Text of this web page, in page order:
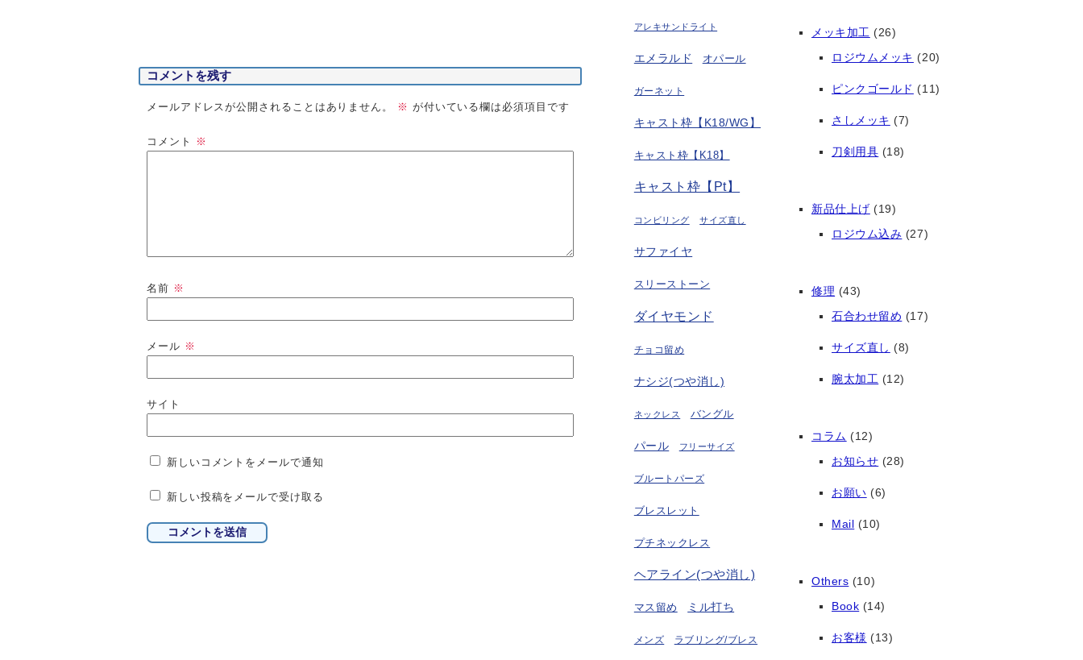
コメントを残す
メールアドレスが公開されることはありません。 ※ が付いている欄は必須項目です
コメント ※
名前 ※
メール ※
サイト
新しいコメントをメールで通知
新しい投稿をメールで受け取る
アレキサンドライト
エメラルド オパール
ガーネット
キャスト枠【K18/WG】
キャスト枠【K18】
キャスト枠【Pt】
コンビリング サイズ直し
サファイヤ
スリーストーン
ダイヤモンド
チョコ留め
ナシジ(つや消し)
ネックレス バングル
パール フリーサイズ
ブルートパーズ
ブレスレット
プチネックレス
ヘアライン(つや消し)
マス留め ミル打ち
メンズ ラブリング/ブレス
メッキ加工 (26)
ロジウムメッキ (20)
ピンクゴールド (11)
さしメッキ (7)
刀剣用具 (18)
新品仕上げ (19)
ロジウム込み (27)
修理 (43)
石合わせ留め (17)
サイズ直し (8)
腕太加工 (12)
コラム (12)
お知らせ (28)
お願い (6)
Mail (10)
Others (10)
Book (14)
お客様 (13)